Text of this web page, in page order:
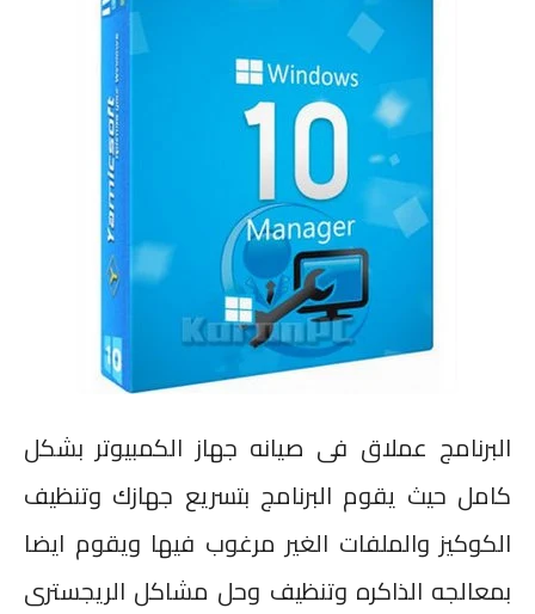
البرنامج عملاق فى صيانه جهاز الكمبيوتر بشكل
كامل حيث يقوم البرنامج بتسريع جهازك وتنظيف
الكوكيز والملفات الغير مرغوب فيها ويقوم ايضا
بمعالجه الذاكره وتنظيف وحل مشاكل الريجسترى